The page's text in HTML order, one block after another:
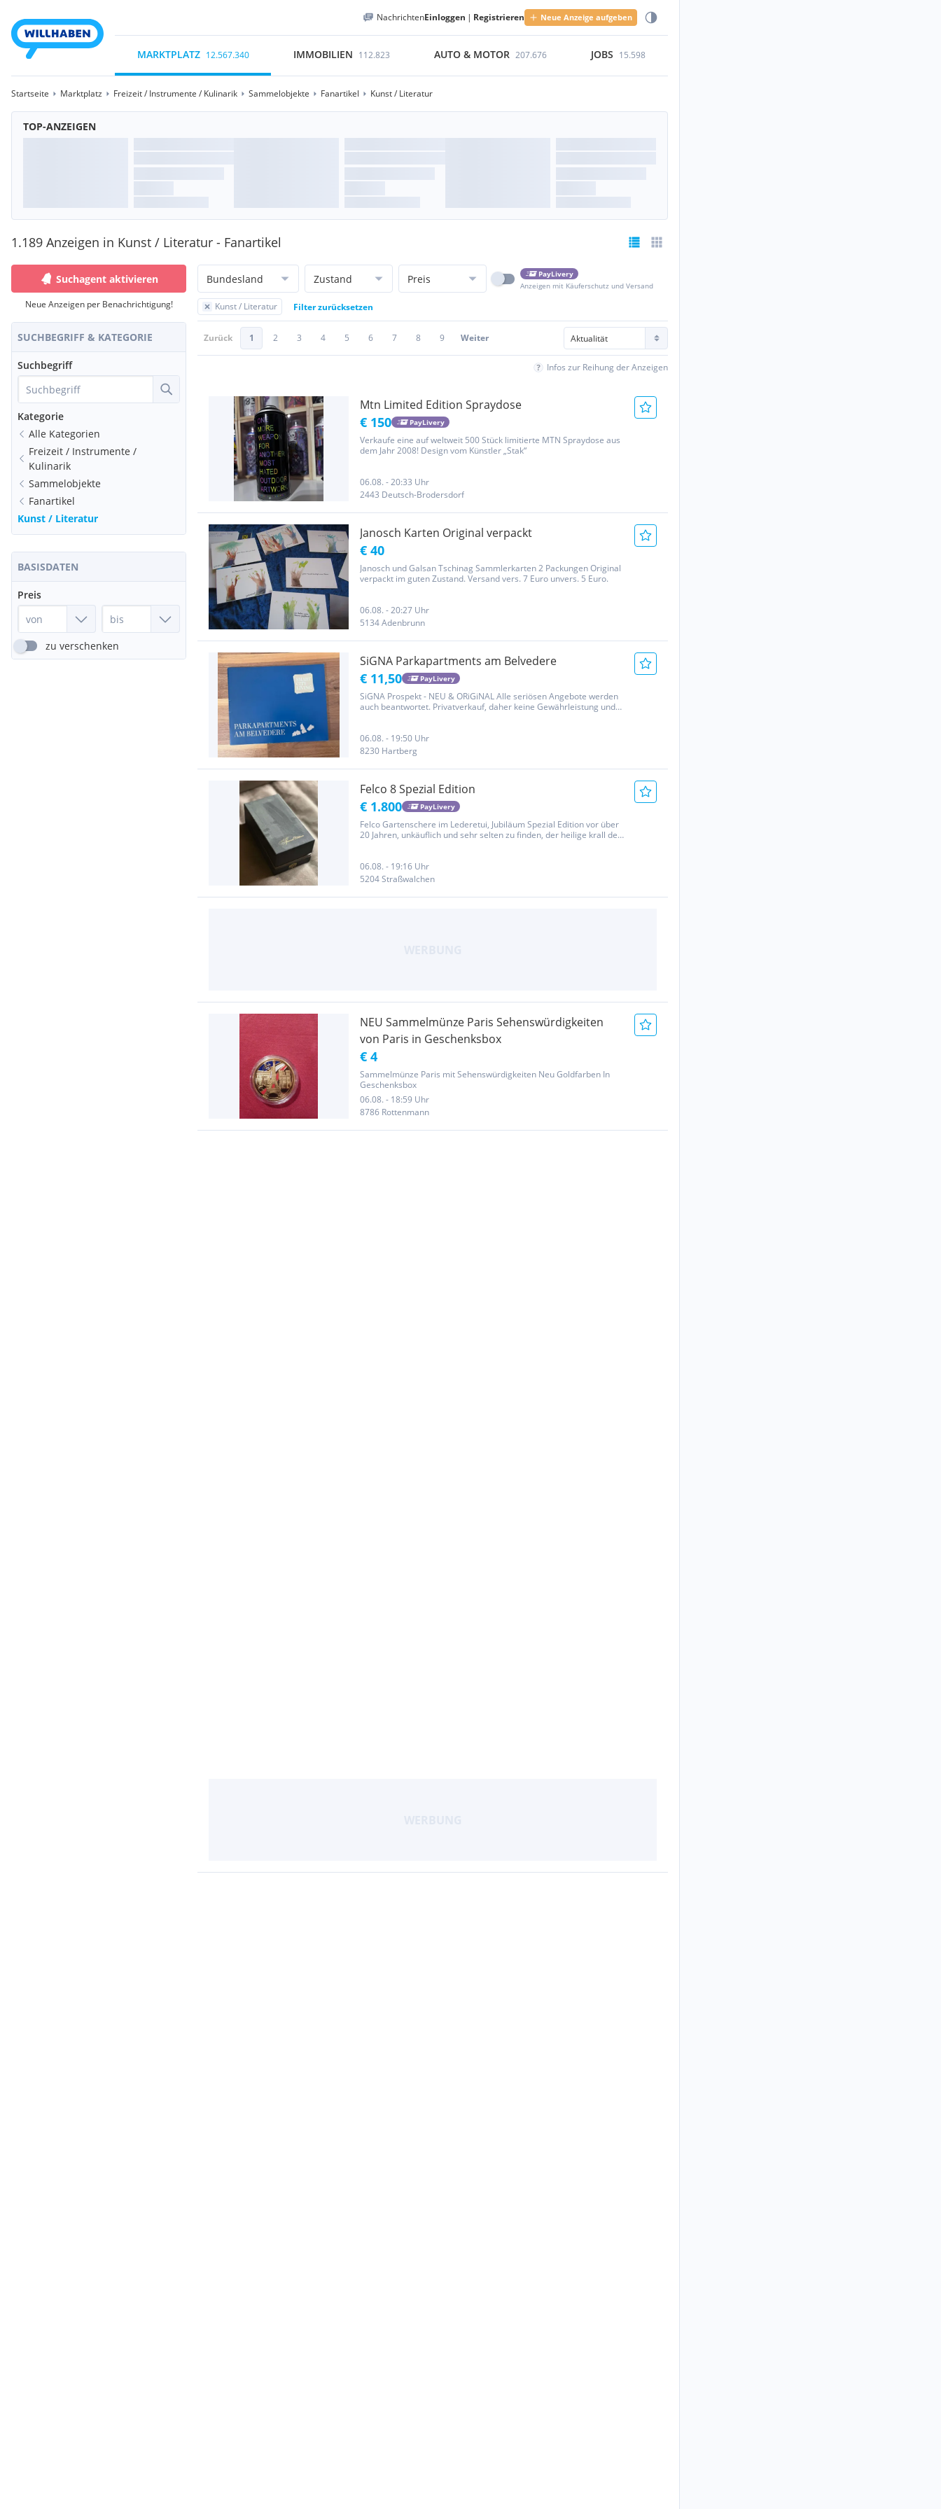
NachrichtenEinloggen | Registrieren Neue Anzeige aufgeben
MARKTPLATZ 12.567.340 IMMOBILIEN 112.823 AUTO & MOTOR 207.676 JOBS 15.598
Startseite Marktplatz Freizeit / Instrumente / Kulinarik Sammelobjekte Fanartikel Kunst / Literatur
TOP-ANZEIGEN
1.189 Anzeigen in Kunst / Literatur - Fanartikel
Suchagent aktivieren
Neue Anzeigen per Benachrichtigung!
SUCHBEGRIFF & KATEGORIE
Suchbegriff
Kategorie
Alle Kategorien
Freizeit / Instrumente /
Kulinarik
Sammelobjekte
Fanartikel
Kunst / Literatur
BASISDATEN
Preis
zu verschenken
Bundesland Zustand Preis
PayLivery
Anzeigen mit Käuferschutz und Versand
Kunst / Literatur Filter zurücksetzen
Zurück 1 2 3 4 5 6 7 8 9 Weiter
Infos zur Reihung der Anzeigen
Mtn Limited Edition Spraydose
€ 150 PayLivery
Verkaufe eine auf weltweit 500 Stück limitierte MTN Spraydose aus
dem Jahr 2008! Design vom Künstler „Stak“
06.08. - 20:33 Uhr
2443 Deutsch-Brodersdorf
Janosch Karten Original verpackt
€ 40
Janosch und Galsan Tschinag Sammlerkarten 2 Packungen Original
verpackt im guten Zustand. Versand vers. 7 Euro unvers. 5 Euro.
06.08. - 20:27 Uhr
5134 Adenbrunn
SiGNA Parkapartments am Belvedere
€ 11,50 PayLivery
SiGNA Prospekt - NEU & ORiGiNAL Alle seriösen Angebote werden
auch beantwortet. Privatverkauf, daher keine Gewährleistung und
Haftung...
06.08. - 19:50 Uhr
8230 Hartberg
Felco 8 Spezial Edition
€ 1.800 PayLivery
Felco Gartenschere im Lederetui, Jubiläum Spezial Edition vor über
20 Jahren, unkäuflich und sehr selten zu finden, der heilige krall des
06.08. - 19:16 Uhr
5204 Straßwalchen
NEU Sammelmünze Paris Sehenswürdigkeiten
von Paris in Geschenksbox
€ 4
Sammelmünze Paris mit Sehenswürdigkeiten Neu Goldfarben In
Geschenksbox
06.08. - 18:59 Uhr
8786 Rottenmann